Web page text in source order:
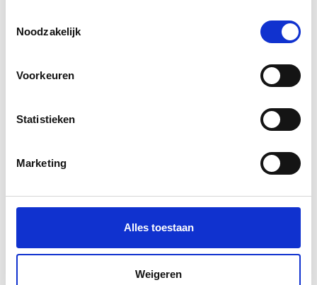
Noodzakelijk
Voorkeuren
Statistieken
Marketing
Alles toestaan
Weigeren
Voor 14.00 besteld, de volgende dag in
huis! Uitsluitend voor lijntekeningen
A3 bouwtekening (42 x 29,7)
A3 bouwtekening in kleur geprint op 90
14.00 uur besteld, de volgende dag in